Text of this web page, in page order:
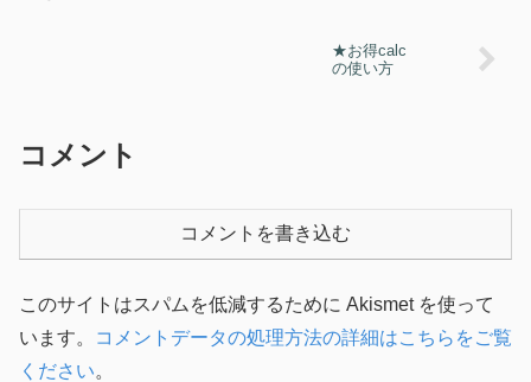
★お得calc
の使い方
コメント
コメントを書き込む
このサイトはスパムを低減するために Akismet を使って
います。
コメントデータの処理方法の詳細はこちらをご覧
ください。